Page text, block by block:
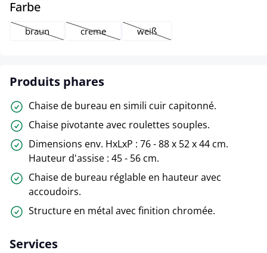
Farbeselect
braun
(Cette option n'est pas disponible pour le moment.)
creme
(Cette option n'est pas disponible pour le
weiß
(Cette option n'est pas
Produits phares
Chaise de bureau en simili cuir capitonné.
Chaise pivotante avec roulettes souples.
Dimensions env. HxLxP : 76 - 88 x 52 x 44 cm.
Hauteur d'assise : 45 - 56 cm.
Chaise de bureau réglable en hauteur avec
accoudoirs.
Structure en métal avec finition chromée.
Services